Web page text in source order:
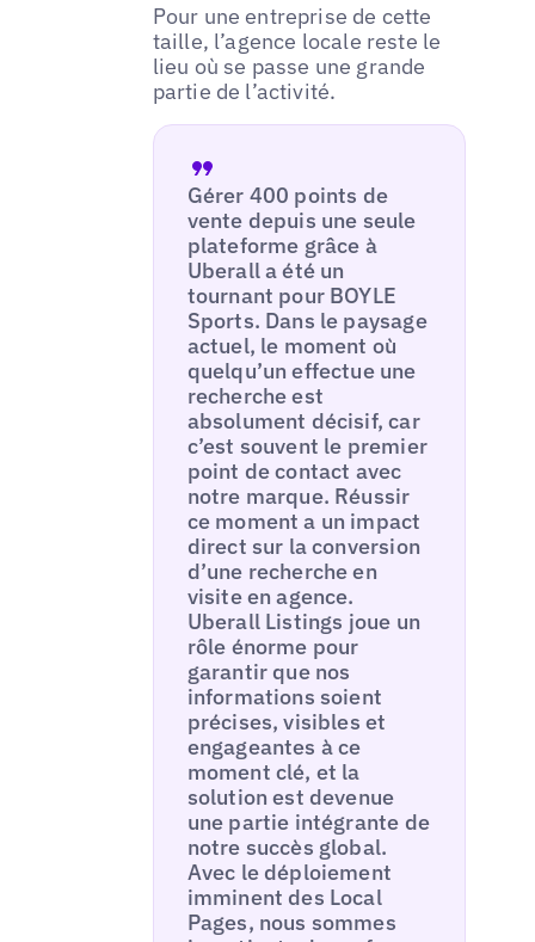
Pour une entreprise de cette
taille, l’agence locale reste le
lieu où se passe une grande
partie de l’activité.
Gérer 400 points de
vente depuis une seule
plateforme grâce à
Uberall a été un
tournant pour BOYLE
Sports. Dans le paysage
actuel, le moment où
quelqu’un effectue une
recherche est
absolument décisif, car
c’est souvent le premier
point de contact avec
notre marque. Réussir
ce moment a un impact
direct sur la conversion
d’une recherche en
visite en agence.
Uberall Listings joue un
rôle énorme pour
garantir que nos
informations soient
précises, visibles et
engageantes à ce
moment clé, et la
solution est devenue
une partie intégrante de
notre succès global.
Avec le déploiement
imminent des Local
Pages, nous sommes